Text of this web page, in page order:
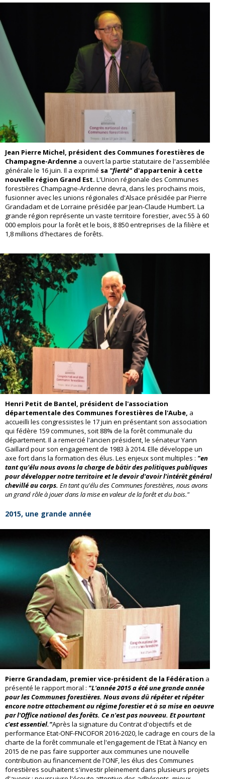
Jean Pierre Michel, président des Communes forestières de
Champagne-Ardenne a ouvert la partie statutaire de l'assemblée
générale le 16 juin. Il a exprimé sa "fierté" d'appartenir à cette
nouvelle région Grand Est. L'Union régionale des Communes
forestières Champagne-Ardenne devra, dans les prochains mois,
fusionner avec les unions régionales d'Alsace présidée par Pierre
Grandadam et de Lorraine présidée par Jean-Claude Humbert. La
grande région représente un vaste territoire forestier, avec 55 à 60
000 emplois pour la forêt et le bois, 8 850 entreprises de la filière et
1,8 millions d'hectares de forêts.
Henri Petit de Bantel, président de l'association
départementale des Communes forestières de l'Aube, a
accueilli les congressistes le 17 juin en présentant son association
qui fédère 159 communes, soit 88% de la forêt communale du
département. Il a remercié l'ancien président, le sénateur Yann
Gaillard pour son engagement de 1983 à 2014. Elle développe un
axe fort dans la formation des élus. Les enjeux sont multiples : "en
tant qu'élu nous avons la charge de bâtir des politiques publiques
pour développer notre territoire et le devoir d'avoir l'intérêt général
chevillé au corps. En tant qu'élu des Communes forestières, nous avons
un grand rôle à jouer dans la mise en valeur de la forêt et du bois."
2015, une grande année
Pierre Grandadam, premier vice-président de la Fédération a
présenté le rapport moral : "L'année 2015 a été une grande année
pour les Communes forestières. Nous avons dû répéter et répéter
encore notre attachement au régime forestier et à sa mise en oeuvre
par l'Office national des forêts. Ce n'est pas nouveau. Et pourtant
c'est essentiel."Après la signature du Contrat d'objectifs et de
performance Etat-ONF-FNCOFOR 2016-2020, le cadrage en cours de la
charte de la forêt communale et l'engagement de l'Etat à Nancy en
2015 de ne pas faire supporter aux communes une nouvelle
contribution au financement de l'ONF, les élus des Communes
forestières souhaitent s'investir pleinement dans plusieurs projets